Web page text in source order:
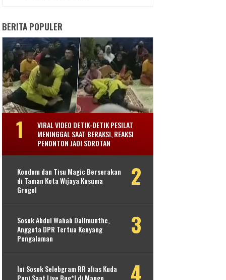
BERITA POPULER
VIRAL VIDEO DETIK-DETIK PESILAT
MENINGGAL SAAT BERAKSI, REAKSI
PENONTON JADI SOROTAN
Kondom dan Tisu Magic Berserakan
di Taman Kota Wijaya Kusuma
Grogol
Sosok Abdul Wahab Dalimunthe,
Anggota DPR Tertua Kenyang
Pengalaman
Ini Sosok Selebgram RR alias Kuda